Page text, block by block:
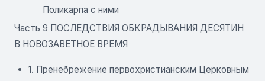
Поликарпа с ними
Часть 9 ПОСЛЕДСТВИЯ ОБКРАДЫВАНИЯ ДЕСЯТИН
В НОВОЗАВЕТНОЕ ВРЕМЯ
1. Пренебрежение первохристианским Церковным